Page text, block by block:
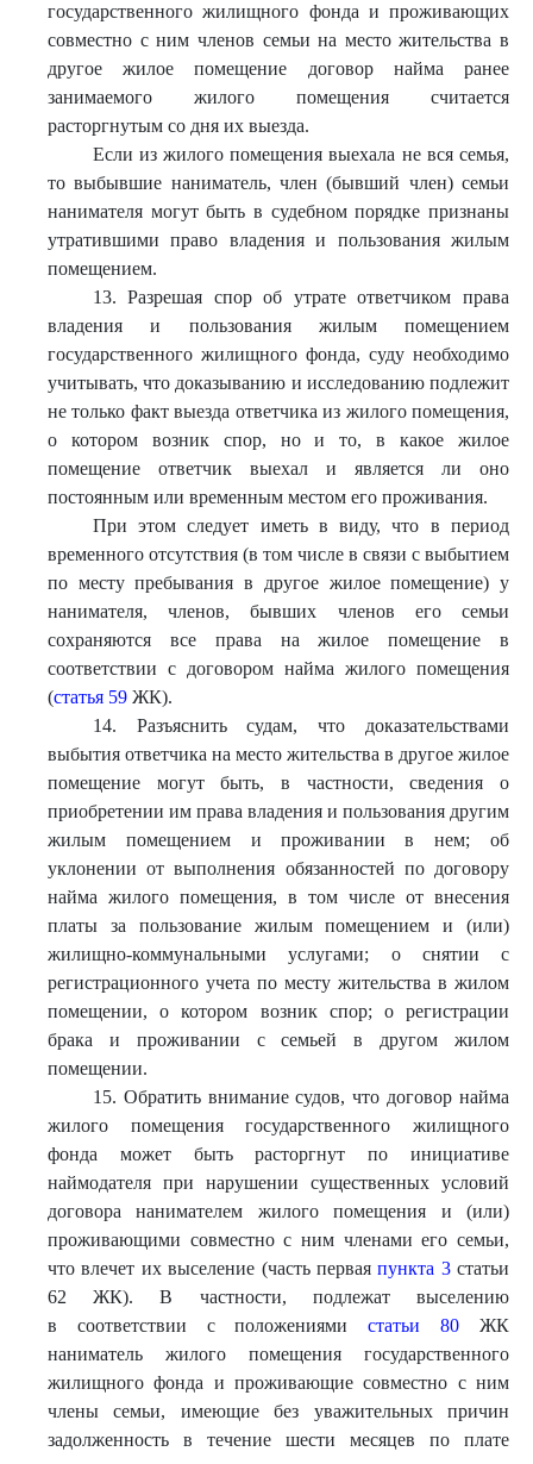
государственного жилищного фонда и проживающих
совместно с ним членов семьи на место жительства в
другое жилое помещение договор найма ранее
занимаемого жилого помещения считается
расторгнутым со дня их выезда.
Если из жилого помещения выехала не вся семья,
то выбывшие наниматель, член (бывший член) семьи
нанимателя могут быть в судебном порядке признаны
утратившими право владения и пользования жилым
помещением.
13. Разрешая спор об утрате ответчиком права
владения и пользования жилым помещением
государственного жилищного фонда, суду необходимо
учитывать, что доказыванию и исследованию подлежит
не только факт выезда ответчика из жилого помещения,
о котором возник спор, но и то, в какое жилое
помещение ответчик выехал и является ли оно
постоянным или временным местом его проживания.
При этом следует иметь в виду, что в период
временного отсутствия (в том числе в связи с выбытием
по месту пребывания в другое жилое помещение) у
нанимателя, членов, бывших членов его семьи
сохраняются все права на жилое помещение в
соответствии с договором найма жилого помещения
(статья 59 ЖК).
14. Разъяснить судам, что доказательствами
выбытия ответчика на место жительства в другое жилое
помещение могут быть, в частности, сведения о
приобретении им права владения и пользования другим
жилым помещением и проживании в нем; об
уклонении от выполнения обязанностей по договору
найма жилого помещения, в том числе от внесения
платы за пользование жилым помещением и (или)
жилищно-коммунальными услугами; о снятии с
регистрационного учета по месту жительства в жилом
помещении, о котором возник спор; о регистрации
брака и проживании с семьей в другом жилом
помещении.
15. Обратить внимание судов, что договор найма
жилого помещения государственного жилищного
фонда может быть расторгнут по инициативе
наймодателя при нарушении существенных условий
договора нанимателем жилого помещения и (или)
проживающими совместно с ним членами его семьи,
что влечет их выселение (часть перваяпункта 3статьи
62 ЖК). В частности, подлежат выселению
в соответствии с положениямистатьи 80 ЖК
наниматель жилого помещения государственного
жилищного фонда и проживающие совместно с ним
члены семьи, имеющие без уважительных причин
задолженность в течение шести месяцев по плате